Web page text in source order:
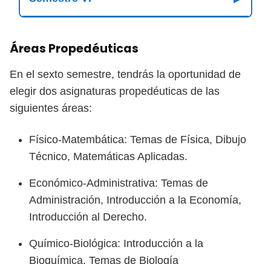
Áreas Propedéuticas
En el sexto semestre, tendrás la oportunidad de
elegir dos asignaturas propedéuticas de las
siguientes áreas:
Físico-Matembática: Temas de Física, Dibujo
Técnico, Matemáticas Aplicadas.
Económico-Administrativa: Temas de
Administración, Introducción a la Economía,
Introducción al Derecho.
Químico-Biológica: Introducción a la
Bioquímica, Temas de Biología